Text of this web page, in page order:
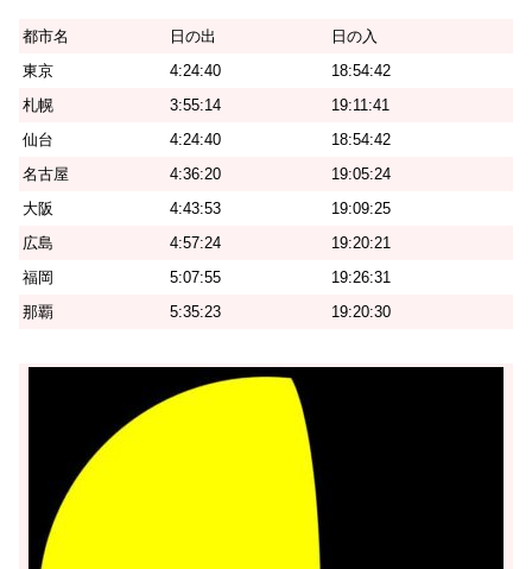
都市名 日の出
日の入
東京
4:24:40
18:54:42
札幌
3:55:14
19:11:41
仙台
4:24:40
18:54:42
名古屋
4:36:20
19:05:24
大阪
4:43:53
19:09:25
広島
4:57:24
19:20:21
福岡
5:07:55
19:26:31
那覇
5:35:23 19:20:30